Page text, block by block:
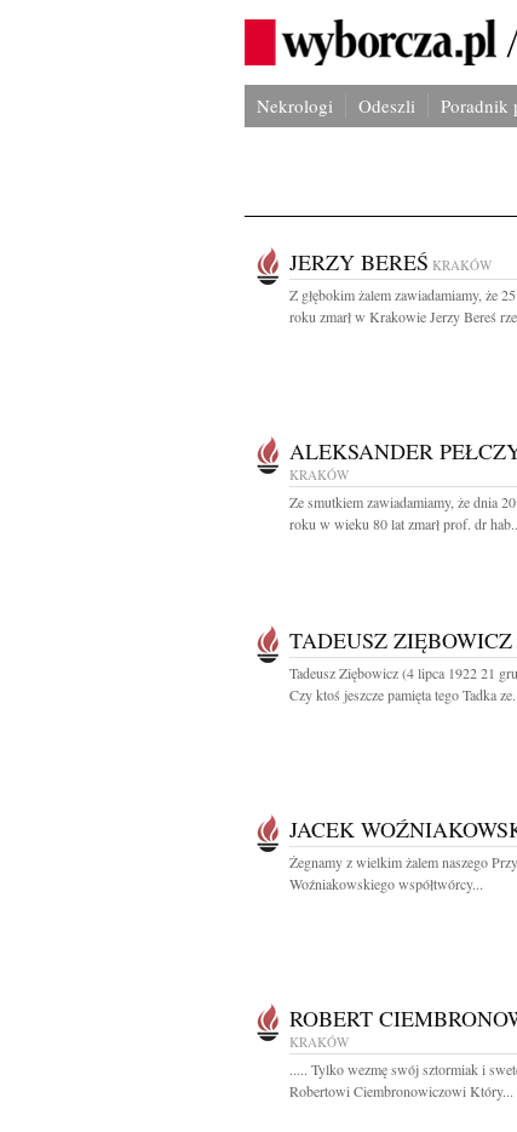
Nekrologi Odeszli Poradnik
JERZY BEREŚ KRAKÓW
Z głębokim żalem zawiadamiamy, że
roku zmarł w Krakowie Jerzy Bereś
ALEKSANDER
KRAKÓW
Ze smutkiem zawiadamiamy, że dnia
roku w wieku 80 lat zmarł prof. dr
TADEUSZ ZIĘBOWICZ
Tadeusz Ziębowicz (4 lipca 1922 21
Czy ktoś jeszcze pamięta tego Tadka
JACEK
Żegnamy z wielkim żalem naszego
Woźniakowskiego współtwórcy...
ROBERT
KRAKÓW
..... Tylko wezmę swój sztormiak i
Robertowi Ciembronowiczowi Który...